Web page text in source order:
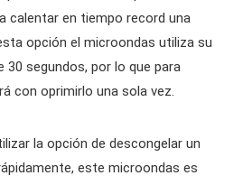
calentar en tiempo record una
opción el microondas utiliza su
segundos, por lo que para
con oprimirlo una sola vez.
la opción de descongelar un
este microondas es